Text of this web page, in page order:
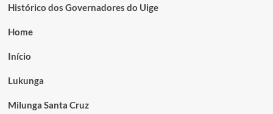
Histórico dos Governadores do Uige
Home
Início
Lukunga
Milunga Santa Cruz